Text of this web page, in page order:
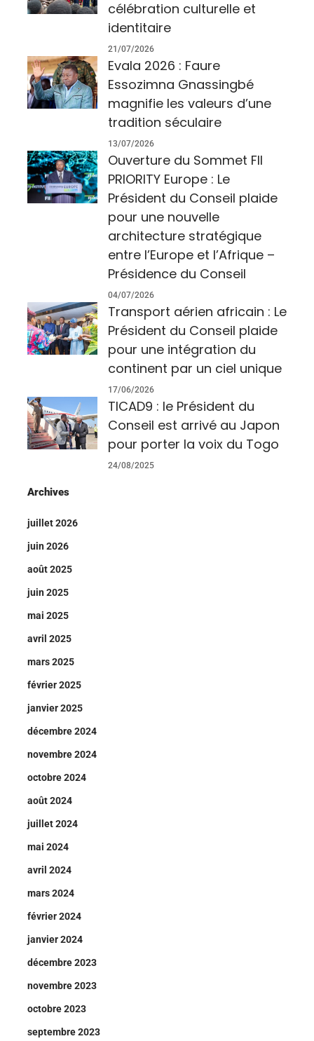
célébration culturelle et
identitaire
21/07/2026
Evala 2026 : Faure
Essozimna Gnassingbé
magnifie les valeurs d’une
tradition séculaire
13/07/2026
Ouverture du Sommet FII
PRIORITY Europe : Le
Président du Conseil plaide
pour une nouvelle
architecture stratégique
entre l’Europe et l’Afrique –
Présidence du Conseil
04/07/2026
Transport aérien africain : Le
Président du Conseil plaide
pour une intégration du
continent par un ciel unique
17/06/2026
TICAD9 : le Président du
Conseil est arrivé au Japon
pour porter la voix du Togo
24/08/2025
Archives
juillet 2026
juin 2026
août 2025
juin 2025
mai 2025
avril 2025
mars 2025
février 2025
janvier 2025
décembre 2024
novembre 2024
octobre 2024
août 2024
juillet 2024
mai 2024
avril 2024
mars 2024
février 2024
janvier 2024
décembre 2023
novembre 2023
octobre 2023
septembre 2023